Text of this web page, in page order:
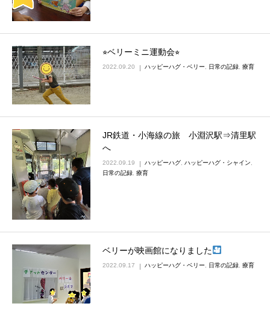
⭐︎ベリーミニ運動会⭐︎
2022.09.20 ハッピーハグ・ベリー 日常の記録 療育
JR鉄道・小海線の旅 小淵沢駅⇒清里駅
へ
2022.09.19 ハッピーハグ, ハッピーハグ・シャイン,
日常の記録, 療育
ベリーが映画館になりました
2022.09.17 ハッピーハグ・ベリー 日常の記録 療育